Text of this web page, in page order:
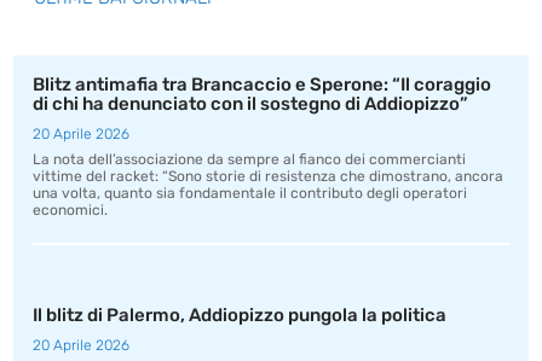
Blitz antimafia tra Brancaccio e Sperone: “Il coraggio
di chi ha denunciato con il sostegno di Addiopizzo”
20 Aprile 2026
La nota dell’associazione da sempre al fianco dei commercianti
vittime del racket: “Sono storie di resistenza che dimostrano, ancora
una volta, quanto sia fondamentale il contributo degli operatori
economici.
Il blitz di Palermo, Addiopizzo pungola la politica
20 Aprile 2026